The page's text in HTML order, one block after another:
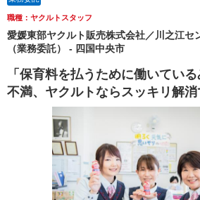
職種：ヤクルトスタッフ
愛媛東部ヤクルト販売株式会社／川之江セ
（業務委託） - 四国中央市
「保育料を払うために働いてい
不満、ヤクルトならスッキリ解